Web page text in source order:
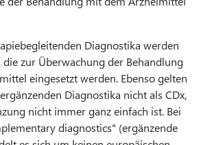
Diagnostika werden
die zur Überwachung der Behandlung
eingesetzt werden. Ebenso gelten
Diagnostika nicht als CDx,
nicht immer ganz einfach ist. Bei
diagnostics" (ergänzende